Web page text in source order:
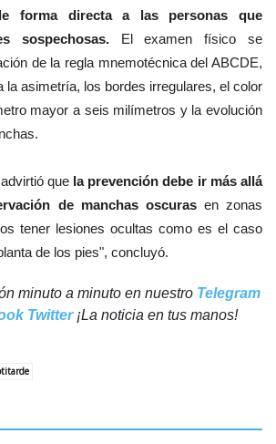
forma directa a las personas que
sospechosas.El examen físico se
de la regla mnemotécnica del ABCDE,
la asimetría, los bordes irregulares, el color
mayor a seis milímetros y la evolución
que la prevención debe ir más allá
de manchas oscurasen zonas
tener lesiones ocultas como es el caso
de los pies", concluyó.
minuto a minuto en nuestro Telegram
Twitter¡La noticia en tus manos!